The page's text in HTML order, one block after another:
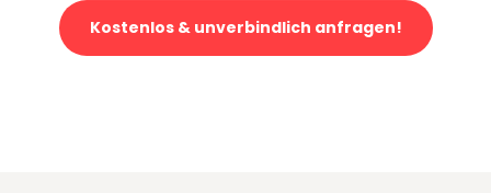
Kostenlos & unverbindlich anfragen!